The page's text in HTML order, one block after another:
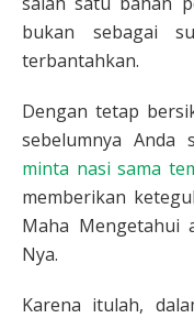
bukan sebagai
terbantahkan.
Dengan tetap
sebelumnya Anda
minta nasi sama
memberikan
Maha Mengetahui
Nya.
Karena itulah,